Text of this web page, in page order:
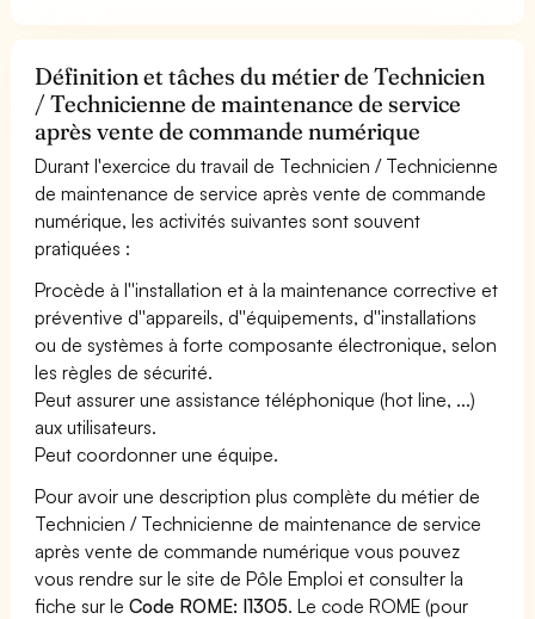
Définition et tâches du métier de Technicien
/ Technicienne de maintenance de service
après vente de commande numérique
Durant l'exercice du travail de Technicien / Technicienne
de maintenance de service après vente de commande
numérique, les activités suivantes sont souvent
pratiquées :
Procède à l''installation et à la maintenance corrective et
préventive d''appareils, d''équipements, d''installations
ou de systèmes à forte composante électronique, selon
les règles de sécurité.
Peut assurer une assistance téléphonique (hot line, ...)
aux utilisateurs.
Peut coordonner une équipe.
Pour avoir une description plus complète du métier de
Technicien / Technicienne de maintenance de service
après vente de commande numérique vous pouvez
vous rendre sur le site de Pôle Emploi et consulter la
fiche sur leCode ROME: I1305. Le code ROME (pour